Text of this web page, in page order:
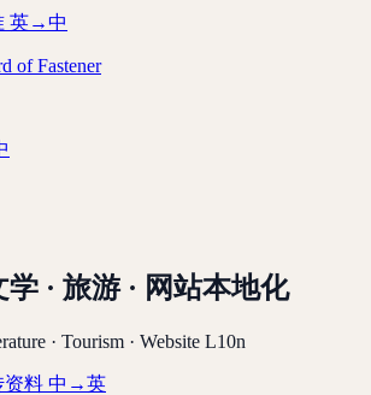
英→中
of Fastener
· 旅游 · 网站本地化
· Tourism · Website L10n
资料 中→英